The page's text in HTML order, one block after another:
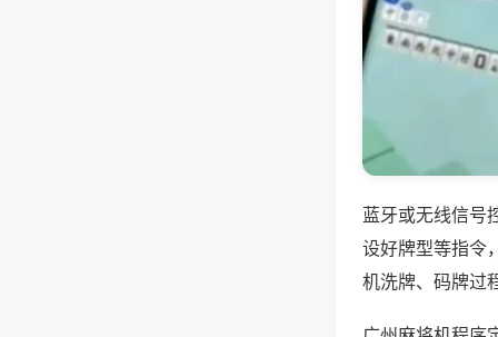
蓝牙或无线信号
设好牌型等指令
机洗牌、码牌过